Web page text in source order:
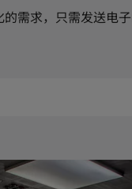
需求，只需发送电